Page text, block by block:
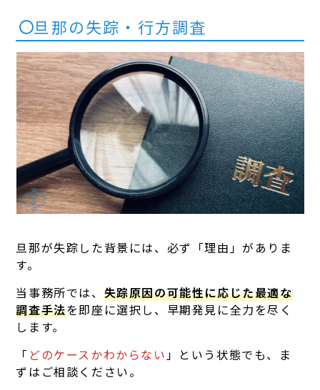
旦那の失踪・行方調査
旦那が失踪した背景には、必ず「理由」がありま
す。
当事務所では、 失踪原因の可能性に応じた最適な
調査手法を即座に選択し、早期発見に全力を尽く
します。
「 どのケースかわからない」という状態でも、ま
ずはご相談ください。